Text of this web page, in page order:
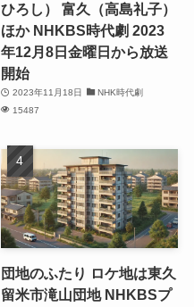
ひろし） 富久（高島礼子）
ほか NHKBS時代劇 2023
年12月8日金曜日から放送
開始
2023年11月18日
NHK時代劇
15487
団地のふたり ロケ地は東久
留米市滝山団地 NHKBSプ